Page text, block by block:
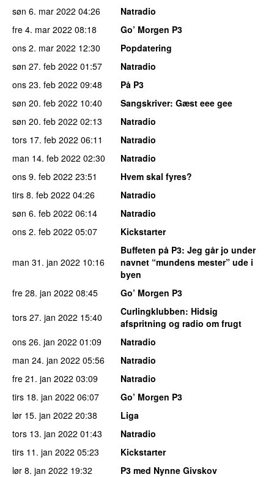
søn 6. mar 2022 04:26
Natradio
fre 4. mar 2022 08:18
Go’ Morgen P3
ons 2. mar 2022 12:30
Popdatering
søn 27. feb 2022 01:57
Natradio
ons 23. feb 2022 09:48
På P3
søn 20. feb 2022 10:40 Sangskriver: Gæst eee gee
søn 20. feb 2022 02:13
Natradio
tors 17. feb 2022 06:11
Natradio
man 14. feb 2022 02:30
Natradio
ons 9. feb 2022 23:51
Hvem skal fyres?
tirs 8. feb 2022 04:26
Natradio
søn 6. feb 2022 06:14
Natradio
ons 2. feb 2022 05:07 Kickstarter
man 31. jan 2022 10:16
Buffeten på P3: Jeg går jo under
navnet “mundens mester” ude i
byen
fre 28. jan 2022 08:45
Go’ Morgen P3
tors 27. jan 2022 15:40 Curlingklubben: Hidsig
afspritning og radio om frugt
ons 26. jan 2022 01:09
Natradio
man 24. jan 2022 05:56
Natradio
fre 21. jan 2022 03:09
Natradio
tirs 18. jan 2022 06:07
Go’ Morgen P3
lør 15. jan 2022 20:38
Liga
tors 13. jan 2022 01:43
Natradio
tirs 11. jan 2022 05:23
Kickstarter
lør 8. jan 2022 19:32
P3 med Nynne Givskov